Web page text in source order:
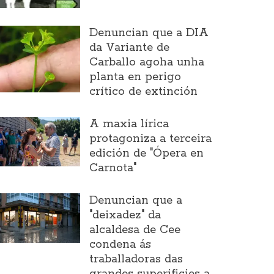
Denuncian que a DIA
da Variante de
Carballo agoha unha
planta en perigo
crítico de extinción
A maxia lírica
protagoniza a terceira
edición de "Ópera en
Carnota"
Denuncian que a
"deixadez" da
alcaldesa de Cee
condena ás
traballadoras das